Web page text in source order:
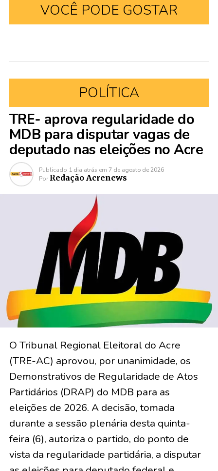
VOCÊ PODE GOSTAR
POLÍTICA
TRE- aprova regularidade do
MDB para disputar vagas de
deputado nas eleições no Acre
Publicado 1 dia atrás em 7 de agosto de 2026
Por Redação Acrenews
O Tribunal Regional Eleitoral do Acre
(TRE-AC) aprovou, por unanimidade, os
Demonstrativos de Regularidade de Atos
Partidários (DRAP) do MDB para as
eleições de 2026. A decisão, tomada
durante a sessão plenária desta quinta-
feira (6), autoriza o partido, do ponto de
vista da regularidade partidária, a disputar